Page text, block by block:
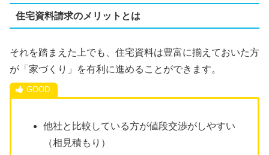
住宅資料請求のメリットとは
それを踏まえた上でも、住宅資料は豊富に揃えておいた方
が「家づくり」を有利に進めることができます。
他社と比較している方が値段交渉がしやすい
（相見積もり）